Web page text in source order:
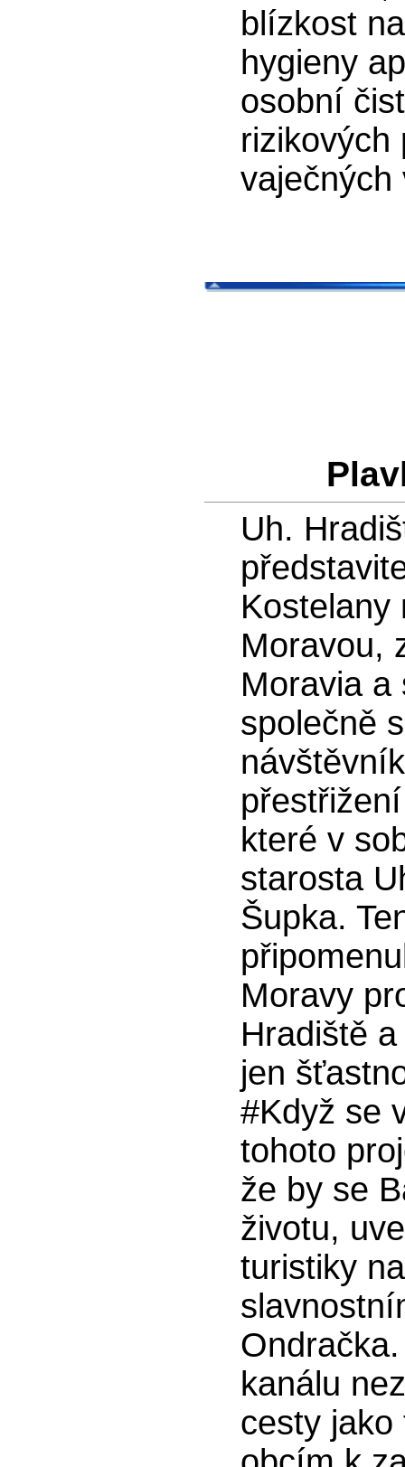
blízkost
hygieny
osobní
rizikových
vaječných
Uh.
Kostelany
Moravou,
Moravia a
společně
které v
starosta
Šupka.
Moravy
Hradiště
jen
#Když se
tohoto
že by se
životu,
turistiky
kanálu
cesty jako